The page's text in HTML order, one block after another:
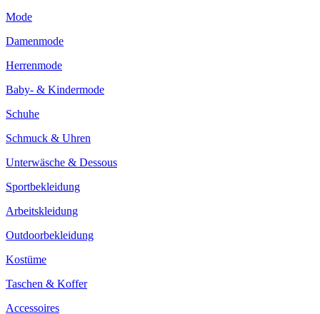
Mode
Damenmode
Herrenmode
Baby- & Kindermode
Schuhe
Schmuck & Uhren
Unterwäsche & Dessous
Sportbekleidung
Arbeitskleidung
Outdoorbekleidung
Kostüme
Taschen & Koffer
Accessoires